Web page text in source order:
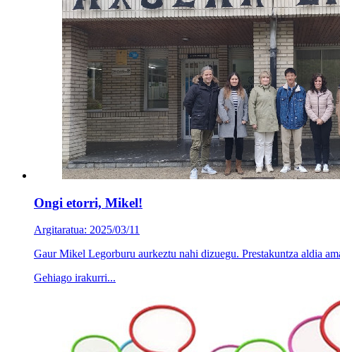
Ongi etorri, Mikel!
Argitaratua: 2025/03/11
Gaur Mikel Legorburu aurkeztu nahi dizuegu. Prestakuntza aldia
Gehiago irakurri...